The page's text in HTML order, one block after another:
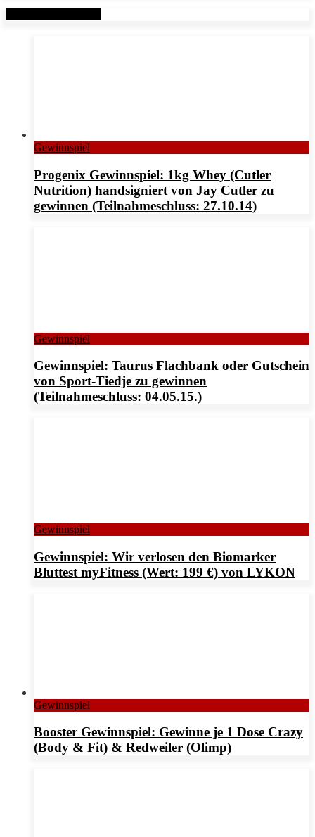
Gewinnspiel
Progenix Gewinnspiel: 1kg Whey (Cutler
Nutrition) handsigniert von Jay Cutler zu
gewinnen (Teilnahmeschluss: 27.10.14)
Gewinnspiel
Gewinnspiel: Taurus Flachbank oder Gutschein
von Sport-Tiedje zu gewinnen
(Teilnahmeschluss: 04.05.15.)
Gewinnspiel
Gewinnspiel: Wir verlosen den Biomarker
Bluttest myFitness (Wert: 199 €) von LYKON
Gewinnspiel
Booster Gewinnspiel: Gewinne je 1 Dose Crazy
(Body & Fit) & Redweiler (Olimp)